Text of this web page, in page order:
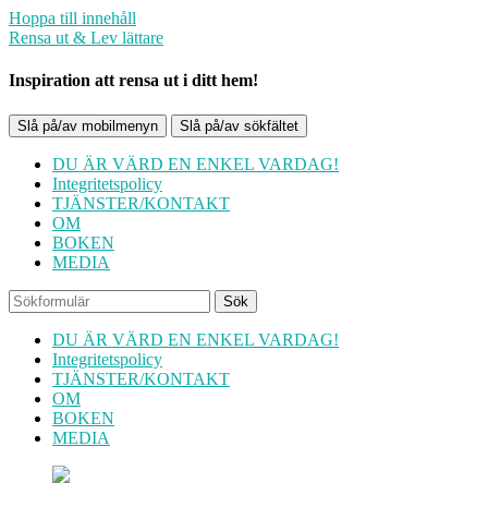
Hoppa till innehåll
Rensa ut & Lev lättare
Inspiration att rensa ut i ditt hem!
Slå på/av mobilmenyn Slå på/av sökfältet
DU ÄR VÄRD EN ENKEL VARDAG!
Integritetspolicy
TJÄNSTER/KONTAKT
OM
BOKEN
MEDIA
Sök
DU ÄR VÄRD EN ENKEL VARDAG!
Integritetspolicy
TJÄNSTER/KONTAKT
OM
BOKEN
MEDIA